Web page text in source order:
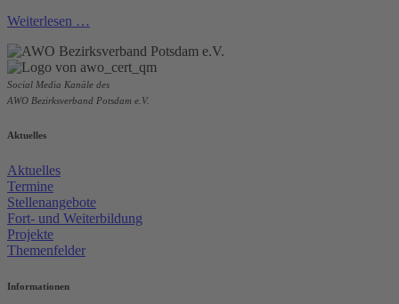
Weiterlesen …
Social Media Kanäle des
AWO Bezirksverband Potsdam e.V.
Aktuelles
Aktuelles
Termine
Stellenangebote
Fort- und Weiterbildung
Projekte
Themenfelder
Informationen